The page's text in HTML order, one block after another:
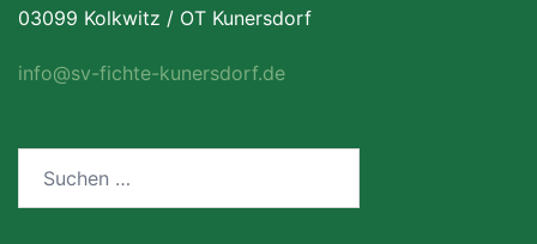
03099 Kolkwitz / OT Kunersdorf
info@sv-fichte-kunersdorf.de
nach: